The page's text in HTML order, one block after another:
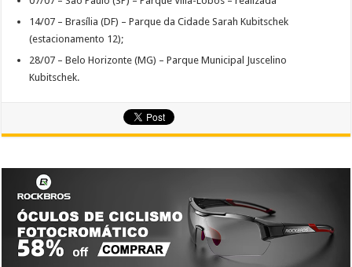
14/07 – Brasília (DF) – Parque da Cidade Sarah Kubitschek
(estacionamento 12);
28/07 – Belo Horizonte (MG) – Parque Municipal Juscelino
Kubitschek.